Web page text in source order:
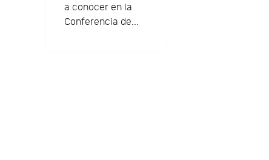
a conocer en la
Conferencia de...